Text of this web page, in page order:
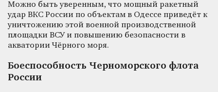
Можно быть уверенным, что мощный ракетный
удар ВКС России по объектам в Одессе приведёт к
уничтожению этой военной производственной
площадки ВСУ и повышению безопасности в
акватории Чёрного моря.
Боеспособность Черноморского флота
России